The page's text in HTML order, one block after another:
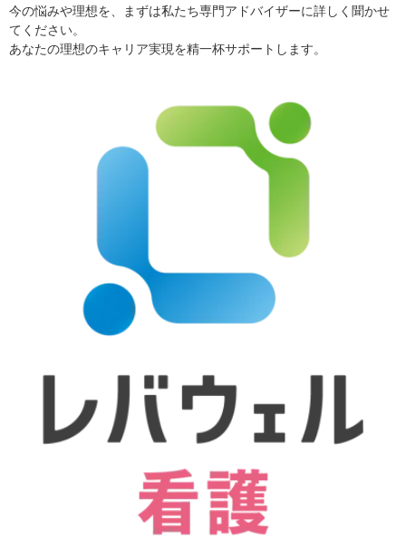
今の悩みや理想を、まずは私たち専門アドバイザーに詳しく聞かせ
てください。
あなたの理想のキャリア実現を精一杯サポートします。